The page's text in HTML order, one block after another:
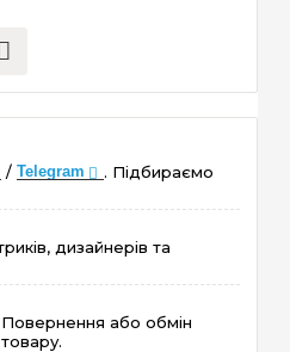
/ Telegram
. Підбираємо
дизайнерів та
або обмін